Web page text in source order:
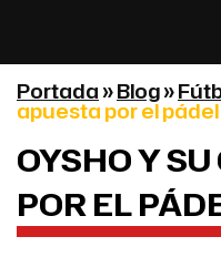
Portada»Blog»
apuesta por el pádel
OYSHO Y
POR EL